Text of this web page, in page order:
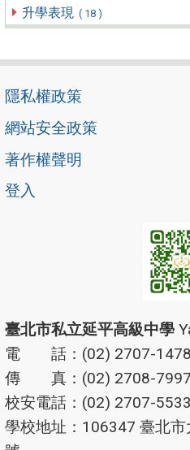
升學表現 ( 18 )
隱私權政策
網站安全政策
著作權聲明
登入
臺北市私立延平高級中學
電 話：(02) 2707-1478
傳 真：(02) 2708-7997
校安電話：(02) 2707-5533
學校地址：106347 臺北